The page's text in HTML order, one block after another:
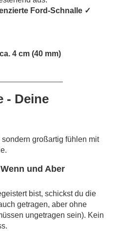
Ford-Schnalle ✓
4 cm (40 mm)
- Deine
großartig fühlen mit
und Aber
bist, schickst du die
getragen, aber ohne
ungetragen sein). Kein